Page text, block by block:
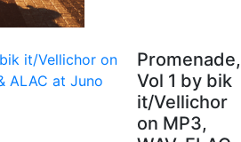
Promenade,
Vol 1 by bik
it/Vellichor
on MP3,